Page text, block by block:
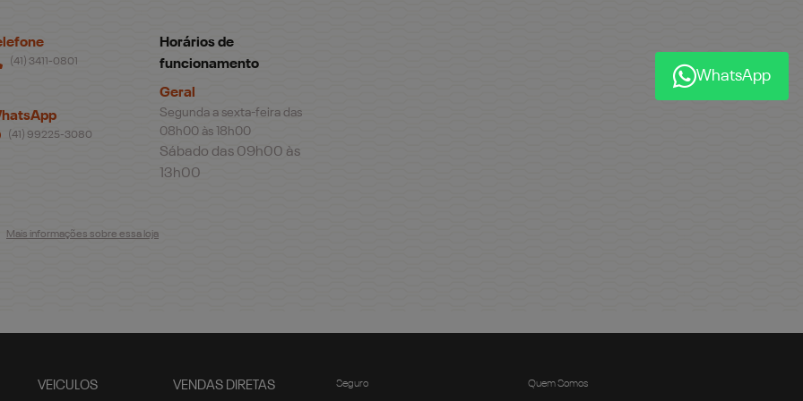
(41) 3411-0801
(41) 99225-3080
Horários de
funcionamento
Geral
Segunda a sexta-feira das
08h00 às 18h00
Sábado das 09h00 às
13h00
Mais informações sobre essa loja
VEICULOS VENDAS DIRETAS Seguro Quem Somos
WhatsApp